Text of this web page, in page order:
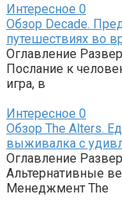
Интересное 0
Обзор Decade.
путешествиях во
Оглавление
Послание к
игра, в
Интересное 0
Обзор The Alters.
выживалка с
Оглавление
Альтернативные
Менеджмент The